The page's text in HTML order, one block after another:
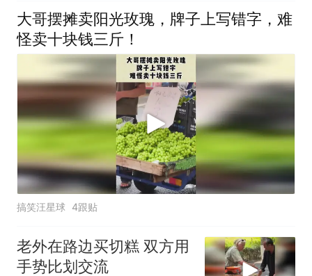
大哥摆摊卖阳光玫瑰，牌子上写错字，难
怪卖十块钱三斤！
搞笑汪星球 4跟贴
老外在路边买切糕 双方用
手势比划交流